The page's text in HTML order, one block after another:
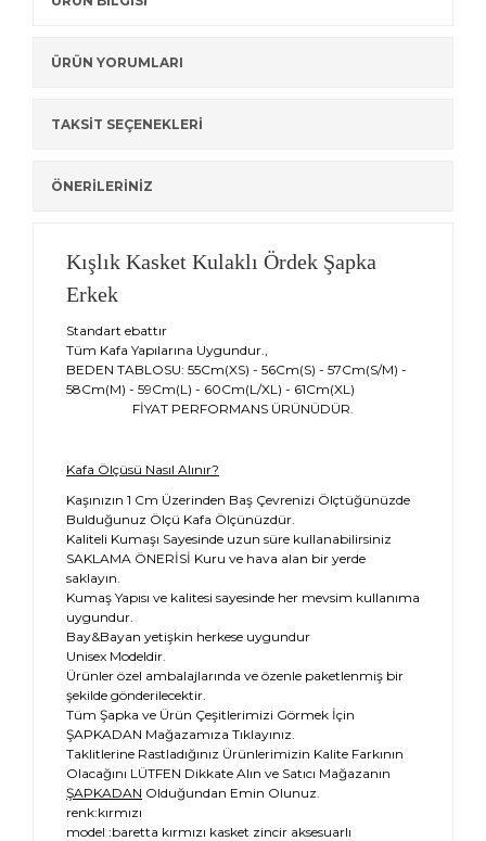
ÜRÜN YORUMLARI
TAKSİT SEÇENEKLERİ
ÖNERİLERİNİZ
Kışlık Kasket Kulaklı Ördek Şapka
Erkek
Standart ebattır
Tüm Kafa Yapılarına Uygundur.,
BEDEN TABLOSU: 55Cm(XS) - 56Cm(S) - 57Cm(S/M) -
58Cm(M) - 59Cm(L) - 60Cm(L/XL) - 61Cm(XL)
FİYAT PERFORMANS ÜRÜNÜDÜR.
Kafa Ölçüsü Nasıl Alınır?
Kaşınızın 1 Cm Üzerinden Baş Çevrenizi Ölçtüğünüzde
Bulduğunuz Ölçü Kafa Ölçünüzdür.
Kaliteli Kumaşı Sayesinde uzun süre kullanabilirsiniz
SAKLAMA ÖNERİSİ Kuru ve hava alan bir yerde
saklayın.
Kumaş Yapısı ve kalitesi sayesinde her mevsim kullanıma
uygundur.
Bay&Bayan yetişkin herkese uygundur
Unisex Modeldir.
Ürünler özel ambalajlarında ve özenle paketlenmiş bir
şekilde gönderilecektir.
Tüm Şapka ve Ürün Çeşitlerimizi Görmek İçin
ŞAPKADAN Mağazamıza Tıklayınız.
Taklitlerine Rastladığınız Ürünlerimizin Kalite Farkının
Olacağını LÜTFEN Dikkate Alın ve Satıcı Mağazanın
ŞAPKADAN Olduğundan Emin Olunuz.
renk:kırmızı
model :baretta kırmızı kasket zincir aksesuarlı